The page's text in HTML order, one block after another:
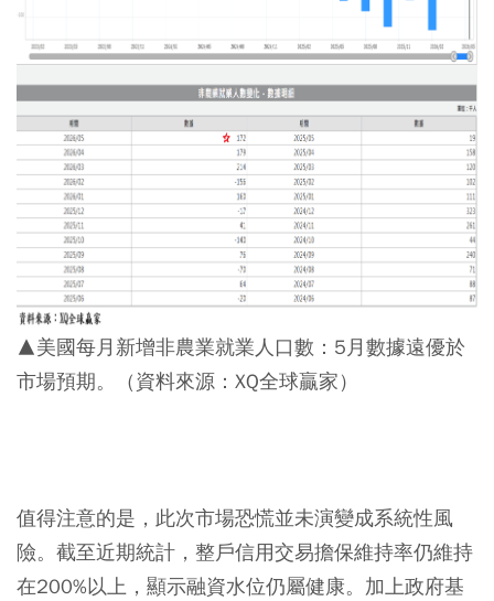
▲美國每月新增非農業就業人口數：5月數據遠優於
市場預期。（資料來源：XQ全球贏家）
值得注意的是，此次市場恐慌並未演變成系統性風
險。截至近期統計，整戶信用交易擔保維持率仍維持
在200%以上，顯示融資水位仍屬健康。加上政府基